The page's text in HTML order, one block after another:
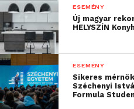
További friss híreket talál a
Csatlakozzon hozzánk a
ESEMÉNY
Új magyar
HELYSZÍN
ESEMÉNY
Sikeres
Széchenyi
Formula